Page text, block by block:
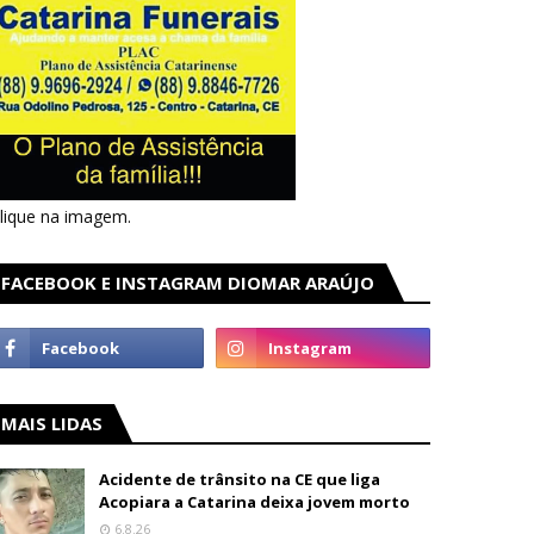
na imagem.
FACEBOOK E INSTAGRAM DIOMAR ARAÚJO
MAIS LIDAS
Acidente de trânsito na CE que liga
Acopiara a Catarina deixa jovem morto
6.8.26